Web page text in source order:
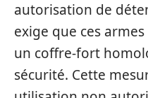
autorisation de
exige que ces
un coffre-fort
sécurité. Cette